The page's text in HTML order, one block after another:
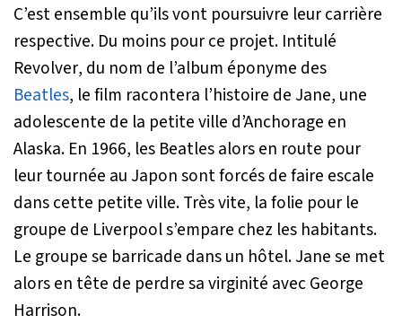
C’est ensemble qu’ils vont poursuivre leur carrière
respective. Du moins pour ce projet. Intitulé
Revolver, du nom de l’album éponyme des
Beatles, le film racontera l’histoire de Jane, une
adolescente de la petite ville d’Anchorage en
Alaska. En 1966, les Beatles alors en route pour
leur tournée au Japon sont forcés de faire escale
dans cette petite ville. Très vite, la folie pour le
groupe de Liverpool s’empare chez les habitants.
Le groupe se barricade dans un hôtel. Jane se met
alors en tête de perdre sa virginité avec George
Harrison.